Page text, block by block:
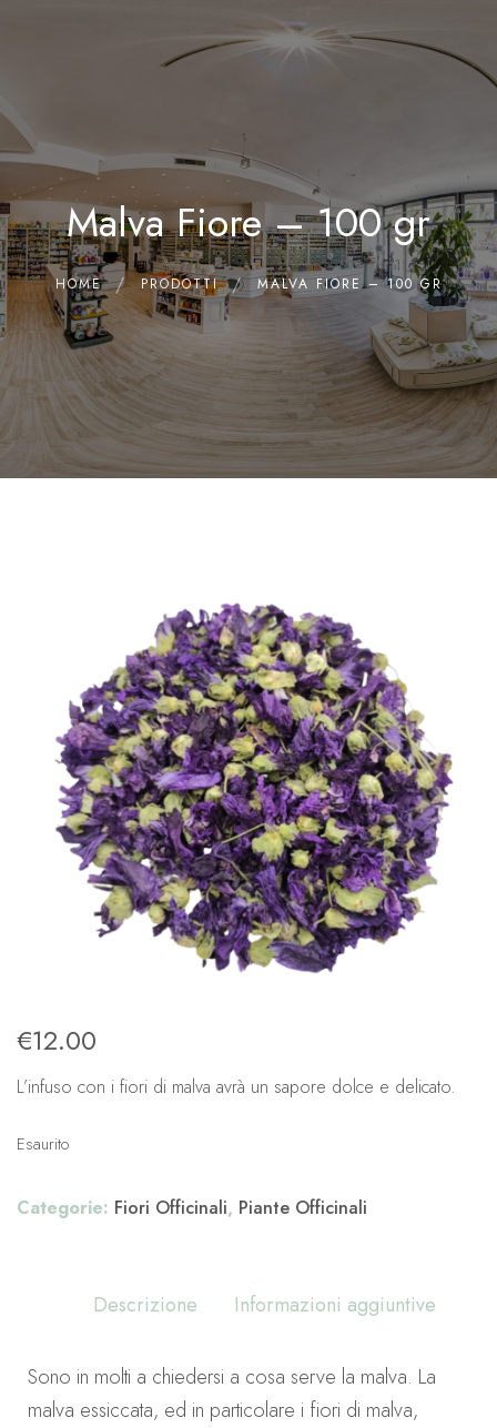
Home
Chi siamo
Il Laboratorio
Shop
Olii Essenziali
Contatti
Malva Fiore – 100 gr
HOME PRODOTTI MALVA FIORE – 100 GR
€12.00
L’infuso con i fiori di malva avrà un sapore dolce e delicato.
Esaurito
Categorie: Fiori Officinali, Piante Officinali
Descrizione Informazioni aggiuntive
Sono in molti a chiedersi a cosa serve la malva. La
malva essiccata, ed in particolare i fiori di malva,